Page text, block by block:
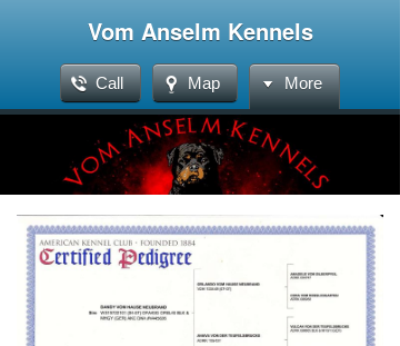
Vom Anselm Kennels
Call Map More